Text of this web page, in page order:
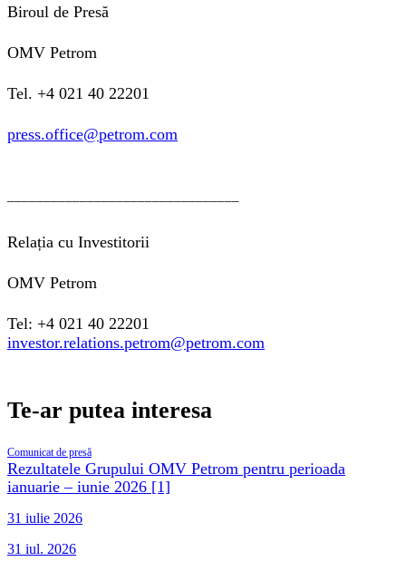
Biroul de Presă
OMV Petrom
Tel. +4 021 40 22201
press.office@petrom.com
Relația cu Investitorii
OMV Petrom
Tel: +4 021 40 22201
investor.relations.petrom@petrom.com
Te-ar putea interesa
Comunicat de presă
Rezultatele Grupului OMV Petrom pentru perioada
ianuarie – iunie 2026 [1]
31 iulie 2026
31 iul. 2026